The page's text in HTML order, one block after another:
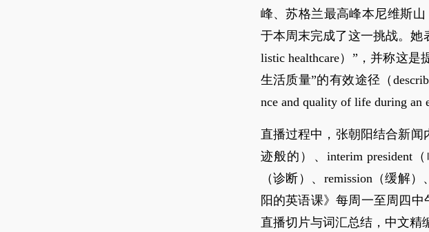
峰、苏格兰最高峰本尼维斯
于本周末完成了这一挑战。她
listic healthcare）”，并称这
生活质量”的有效途径（
nce and quality of life during an
直播过程中，张朝阳结合新闻
迹般的）、interim president
（诊断）、remission（缓解
阳的英语课》每周一至周四
直播切片与词汇总结，中文精